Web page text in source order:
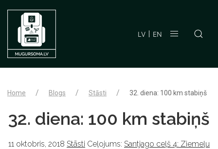
LV EN
Home Blogs Stāsti 32. diena: 100 km stabiņš
32. diena: 100 km stabiņš
11 oktobris, 2018 Stāsti Ceļojums: Santjago ceļš 4: Ziemeļu